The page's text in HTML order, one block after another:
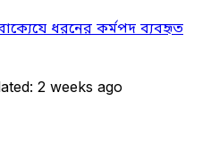
ধরনের কর্মপদ ব্যবহৃত
2 weeks ago